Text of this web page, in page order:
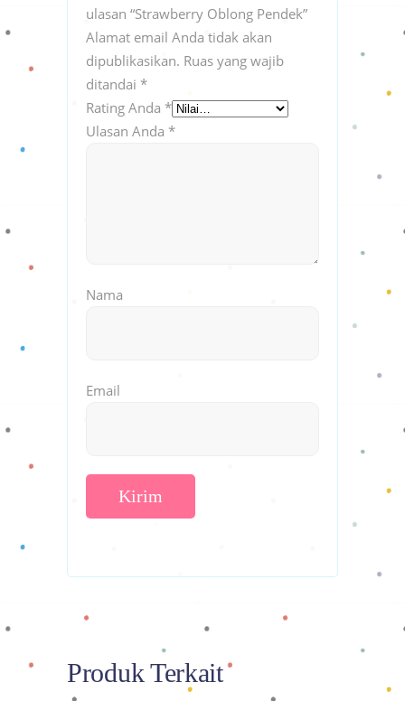
ulasan “Strawberry Oblong Pendek”
Alamat email Anda tidak akan
dipublikasikan. Ruas yang wajib
ditandai *
Rating Anda *
Ulasan Anda *
Nama
Email
Produk Terkait